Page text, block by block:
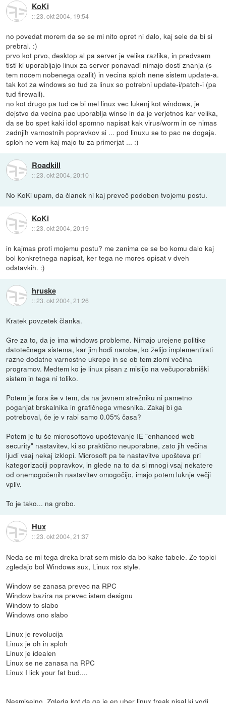
KoKi
::23. okt 2004, 19:54
no povedat morem da se se mi nito opret ni dalo, kaj sele da bi si
prebral. :)
prvo kot prvo, desktop al pa server je velika razlika, in predvsem
tisti ki uporabljajo linux za server ponavadi nimajo dosti znanja (s
tem nocem nobenega ozalit) in vecina sploh nene sistem update-a.
tak kot za windows so tud za linux so potrebni update-i/patch-i (pa
tud firewall).
no kot drugo pa tud ce bi mel linux vec lukenj kot windows, je
dejstvo da vecina pac uporablja winse in da je verjetnos kar velika,
da se bo spet kaki idol spomno napisat kak virus/worm in ce nimas
zadnjih varnostnih popravkov si ... pod linuxu se to pac ne dogaja.
sploh ne vem kaj majo tu za primerjat ... :)
Roadkill
::23. okt 2004, 20:10
No KoKi upam, da članek ni kaj preveč podoben tvojemu postu.
KoKi
::23. okt 2004, 20:19
in kajmas proti mojemu postu? me zanima ce se bo komu dalo kaj
bol konkretnega napisat, ker tega ne mores opisat v dveh
odstavkih. :)
hruske
::23. okt 2004, 21:26
Kratek povzetek članka.
Gre za to, da je ima windows probleme. Nimajo urejene politike
datotečnega sistema, kar jim hodi narobe, ko želijo implementirati
razne dodatne varnostne ukrepe in se ob tem zlomi večina
programov. Medtem ko je linux pisan z mislijo na večuporabniški
sistem in tega ni toliko.
Potem je fora še v tem, da na javnem strežniku ni pametno
poganjat brskalnika in grafičnega vmesnika. Zakaj bi ga
potreboval, če je v rabi samo 0.05% časa?
Potem je tu še microsoftovo upoštevanje IE "enhanced web
security" nastavitev, ki so praktično neuporabne, zato jih večina
ljudi vsaj nekaj izklopi. Microsoft pa te nastavitve upošteva pri
kategorizaciji popravkov, in glede na to da si mnogi vsaj nekatere
od onemogočenih nastavitev omogočijo, imajo potem luknje večji
vpliv.
To je tako... na grobo.
Hux
::23. okt 2004, 21:37
Neda se mi tega dreka brat sem mislo da bo kake tabele. Ze topici
zgledajo bol Windows sux, Linux rox style.
Window se zanasa prevec na RPC
Window bazira na prevec istem designu
Window to slabo
Windows ono slabo
Linux je revolucija
Linux je oh in sploh
Linux je idealen
Linux se ne zanasa na RPC
Linux I lick your fat bud....
Nesmiselno. Zgleda kot da ga je en uber linux freak pisal ki vodi